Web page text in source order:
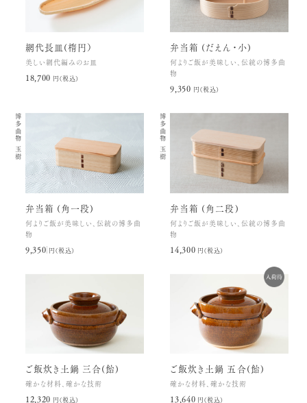
網代長皿(楕円）
美しい網代編みのお皿
18,700円(税込)
弁当箱 (だえん・小)
何よりご飯が美味しい、伝統の博多曲
物
9,350円(税込)
博多曲物 玉樹
弁当箱 (角一段)
何よりご飯が美味しい、伝統の博多曲
物
9,350円(税込)
博多曲物 玉樹
弁当箱 (角二段)
何よりご飯が美味しい、伝統の博多曲
物
14,300円(税込)
ご飯炊き土鍋 三合(飴)
確かな材料、確かな技術
12,320円(税込)
ご飯炊き土鍋 五合(飴)
確かな材料、確かな技術
13,640円(税込)